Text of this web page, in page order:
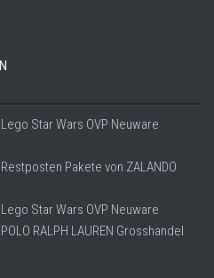
Lego Star Wars OVP Neuware
Restposten Pakete von ZALANDO
Lego Star Wars OVP Neuware
POLO RALPH LAUREN Grosshandel